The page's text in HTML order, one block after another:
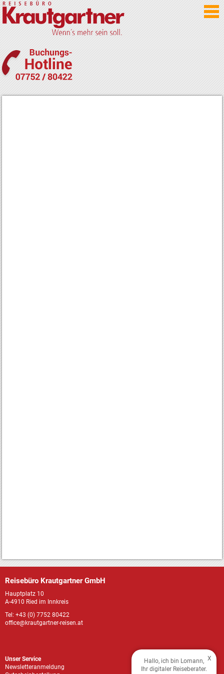
Reisebüro Krautgartner GmbH
Hauptplatz 10
A-4910 Ried im Innkreis
Tel: +43 (0) 7752 80422
office@krautgartner-reisen.at
Unser Service
Newsletteranmeldung
X
Hallo, ich bin Lomann,
Ihr digitaler Reiseberater.